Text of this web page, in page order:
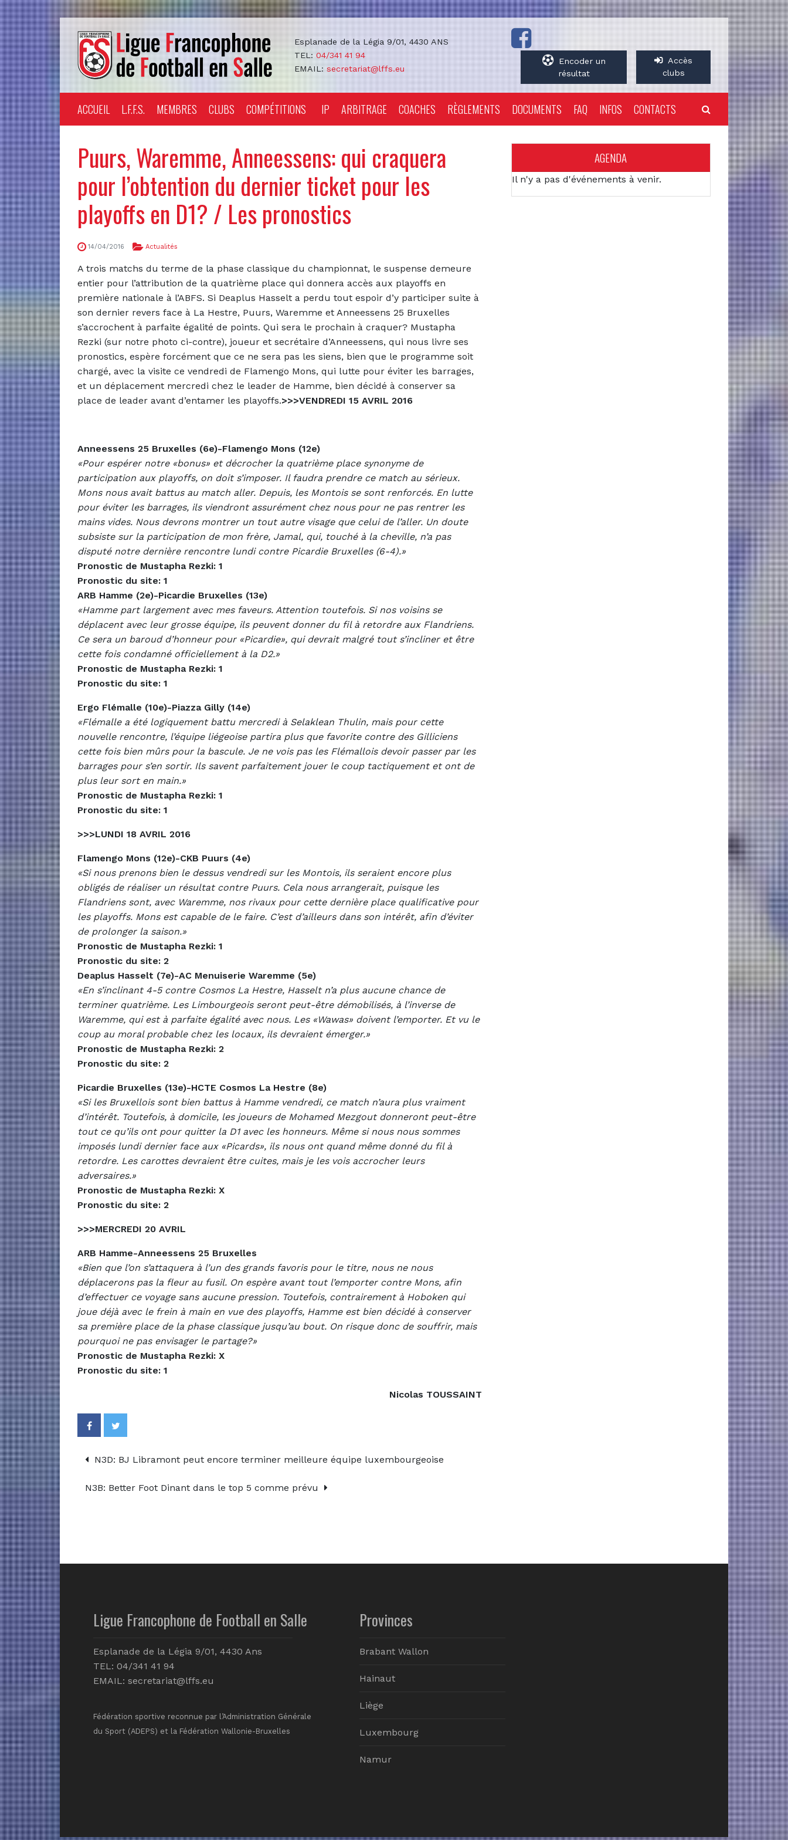
Esplanade de la Légia 9/01, 4430 ANS
TEL: 04/341 41 94
EMAIL: secretariat@lffs.eu
Encoder un
résultat
Accès
clubs
ACCUEIL L.F.F.S. MEMBRES CLUBS COMPÉTITIONS IP ARBITRAGE COACHES RÈGLEMENTS DOCUMENTS FAQ INFOS CONTACTS
Puurs, Waremme, Anneessens: qui craquera
pour l’obtention du dernier ticket pour les
playoffs en D1? / Les pronostics
14/04/2016 Actualités
A trois matchs du terme de la phase classique du championnat, le suspense demeure
entier pour l’attribution de la quatrième place qui donnera accès aux playoffs en
première nationale à l’ABFS. Si Deaplus Hasselt a perdu tout espoir d’y participer suite à
son dernier revers face à La Hestre, Puurs, Waremme et Anneessens 25 Bruxelles
s’accrochent à parfaite égalité de points. Qui sera le prochain à craquer? Mustapha
Rezki (sur notre photo ci-contre), joueur et secrétaire d’Anneessens, qui nous livre ses
pronostics, espère forcément que ce ne sera pas les siens, bien que le programme soit
chargé, avec la visite ce vendredi de Flamengo Mons, qui lutte pour éviter les barrages,
et un déplacement mercredi chez le leader de Hamme, bien décidé à conserver sa
place de leader avant d’entamer les playoffs.>>>VENDREDI 15 AVRIL 2016
Anneessens 25 Bruxelles (6e)-Flamengo Mons (12e)
«Pour espérer notre «bonus» et décrocher la quatrième place synonyme de
participation aux playoffs, on doit s’imposer. Il faudra prendre ce match au sérieux.
Mons nous avait battus au match aller. Depuis, les Montois se sont renforcés. En lutte
pour éviter les barrages, ils viendront assurément chez nous pour ne pas rentrer les
mains vides. Nous devrons montrer un tout autre visage que celui de l’aller. Un doute
subsiste sur la participation de mon frère, Jamal, qui, touché à la cheville, n’a pas
disputé notre dernière rencontre lundi contre Picardie Bruxelles (6-4).»
Pronostic de Mustapha Rezki: 1
Pronostic du site: 1
ARB Hamme (2e)-Picardie Bruxelles (13e)
«Hamme part largement avec mes faveurs. Attention toutefois. Si nos voisins se
déplacent avec leur grosse équipe, ils peuvent donner du fil à retordre aux Flandriens.
Ce sera un baroud d’honneur pour «Picardie», qui devrait malgré tout s’incliner et être
cette fois condamné officiellement à la D2.»
Pronostic de Mustapha Rezki: 1
Pronostic du site: 1
Ergo Flémalle (10e)-Piazza Gilly (14e)
«Flémalle a été logiquement battu mercredi à Selaklean Thulin, mais pour cette
nouvelle rencontre, l’équipe liégeoise partira plus que favorite contre des Gilliciens
cette fois bien mûrs pour la bascule. Je ne vois pas les Flémallois devoir passer par les
barrages pour s’en sortir. Ils savent parfaitement jouer le coup tactiquement et ont de
plus leur sort en main.»
Pronostic de Mustapha Rezki: 1
Pronostic du site: 1
>>>LUNDI 18 AVRIL 2016
Flamengo Mons (12e)-CKB Puurs (4e)
«Si nous prenons bien le dessus vendredi sur les Montois, ils seraient encore plus
obligés de réaliser un résultat contre Puurs. Cela nous arrangerait, puisque les
Flandriens sont, avec Waremme, nos rivaux pour cette dernière place qualificative pour
les playoffs. Mons est capable de le faire. C’est d’ailleurs dans son intérêt, afin d’éviter
de prolonger la saison.»
Pronostic de Mustapha Rezki: 1
Pronostic du site: 2
Deaplus Hasselt (7e)-AC Menuiserie Waremme (5e)
«En s’inclinant 4-5 contre Cosmos La Hestre, Hasselt n’a plus aucune chance de
terminer quatrième. Les Limbourgeois seront peut-être démobilisés, à l’inverse de
Waremme, qui est à parfaite égalité avec nous. Les «Wawas» doivent l’emporter. Et vu le
coup au moral probable chez les locaux, ils devraient émerger.»
Pronostic de Mustapha Rezki: 2
Pronostic du site: 2
Picardie Bruxelles (13e)-HCTE Cosmos La Hestre (8e)
«Si les Bruxellois sont bien battus à Hamme vendredi, ce match n’aura plus vraiment
d’intérêt. Toutefois, à domicile, les joueurs de Mohamed Mezgout donneront peut-être
tout ce qu’ils ont pour quitter la D1 avec les honneurs. Même si nous nous sommes
imposés lundi dernier face aux «Picards», ils nous ont quand même donné du fil à
retordre. Les carottes devraient être cuites, mais je les vois accrocher leurs
adversaires.»
Pronostic de Mustapha Rezki: X
Pronostic du site: 2
>>>MERCREDI 20 AVRIL
ARB Hamme-Anneessens 25 Bruxelles
«Bien que l’on s’attaquera à l’un des grands favoris pour le titre, nous ne nous
déplacerons pas la fleur au fusil. On espère avant tout l’emporter contre Mons, afin
d’effectuer ce voyage sans aucune pression. Toutefois, contrairement à Hoboken qui
joue déjà avec le frein à main en vue des playoffs, Hamme est bien décidé à conserver
sa première place de la phase classique jusqu’au bout. On risque donc de souffrir, mais
pourquoi ne pas envisager le partage?»
Pronostic de Mustapha Rezki: X
Pronostic du site: 1
Nicolas TOUSSAINT
N3D: BJ Libramont peut encore terminer meilleure équipe luxembourgeoise
N3B: Better Foot Dinant dans le top 5 comme prévu
AGENDA
Il n'y a pas d'événements à venir.
Ligue Francophone de Football en Salle
Esplanade de la Légia 9/01, 4430 Ans
TEL: 04/341 41 94
EMAIL: secretariat@lffs.eu
Fédération sportive reconnue par l’Administration Générale
du Sport (ADEPS) et la Fédération Wallonie-Bruxelles
Provinces
Brabant Wallon
Hainaut
Liège
Luxembourg
Namur